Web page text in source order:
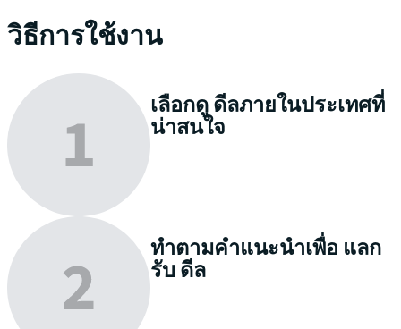
วิธีการใช้งาน
เลือกดูดีลภายในประเทศที่
น่าสนใจ
ทำตามคำแนะนำเพื่อ แลก
รับดีล